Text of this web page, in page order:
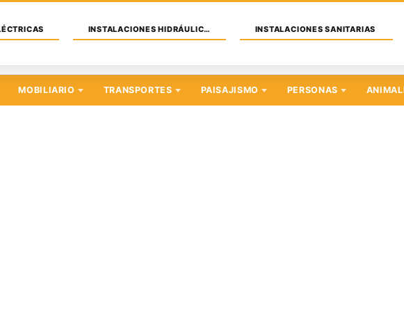
INSTALACIONES HIDRÁULICAS INSTALACIONES SANITARIAS
MOBILIARIO TRANSPORTES PAISAJISMO PERSONAS